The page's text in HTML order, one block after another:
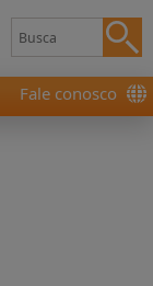
Fale conosco